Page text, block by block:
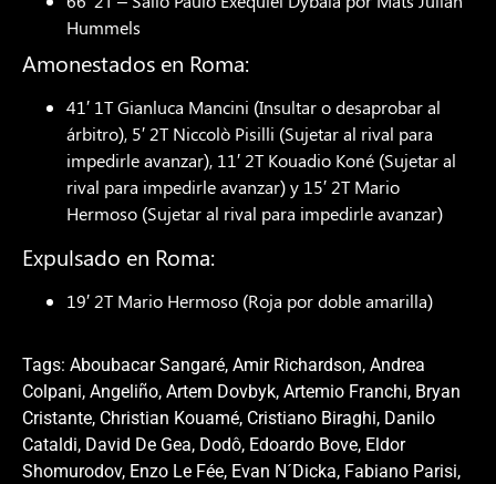
Hummels
Amonestados en Roma:
41′ 1T Gianluca Mancini (Insultar o desaprobar al
árbitro), 5′ 2T Niccolò Pisilli (Sujetar al rival para
impedirle avanzar), 11′ 2T Kouadio Koné (Sujetar al
rival para impedirle avanzar) y 15′ 2T Mario
Hermoso (Sujetar al rival para impedirle avanzar)
Expulsado en Roma:
19′ 2T Mario Hermoso (Roja por doble amarilla)
Tags: Aboubacar Sangaré, Amir Richardson, Andrea
Colpani, Angeliño, Artem Dovbyk, Artemio Franchi, Bryan
Cristante, Christian Kouamé, Cristiano Biraghi, Danilo
Cataldi, David De Gea, Dodô, Edoardo Bove, Eldor
Shomurodov, Enzo Le Fée, Evan N´Dicka, Fabiano Parisi,